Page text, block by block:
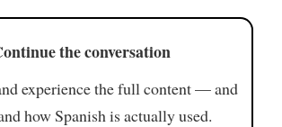
the conversation
experience the full content — and
how Spanish is actually used.